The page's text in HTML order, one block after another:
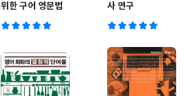
위한 구어 영문법
사 연구